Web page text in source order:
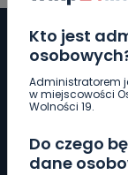
Kto jest
Administratorem
w miejscowości
Wolności 19.
Do czego
dane
Pobierz logotyp
LINIA
661 997